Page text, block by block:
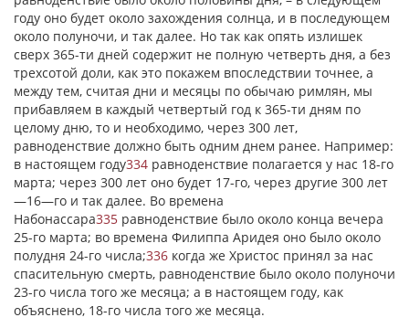
году оно будет около захождения солнца, и в последующем
около полуночи, и так далее. Но так как опять излишек
сверх 365-ти дней содержит не полную четверть дня, а без
трехсотой доли, как это покажем впоследствии точнее, а
между тем, считая дни и месяцы по обычаю римлян, мы
прибавляем в каждый четвертый год к 365-ти дням по
целому дню, то и необходимо, через 300 лет,
равноденствие должно быть одним днем ранее. Например:
в настоящем году334 равноденствие полагается у нас 18-го
марта; через 300 лет оно будет 17-го, через другие 300 лет
—16—го и так далее. Во времена
Набонассара335 равноденствие было около конца вечера
25-го марта; во времена Филиппа Аридея оно было около
полудня 24-го числа;336 когда же Христос принял за нас
спасительную смерть, равноденствие было около полуночи
23-го числа того же месяца; а в настоящем году, как
объяснено, 18-го числа того же месяца.